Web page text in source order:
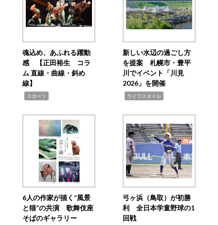
魂込め、あふれる躍動
感 【正田裕生 コラ
ム 直線・曲線・斜め
線】
スポーツ
新しい水辺の過ごし方
を提案 札幌市・豊平
川でイベント「川見
2026」を開催
ライフスタイル
6人の作家が描く“風景
と猫”の共演 歌舞伎座
そばのギャラリー
弓ヶ浜（鳥取）が初勝
利 全日本学童野球の1
回戦